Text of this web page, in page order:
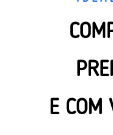
E COM